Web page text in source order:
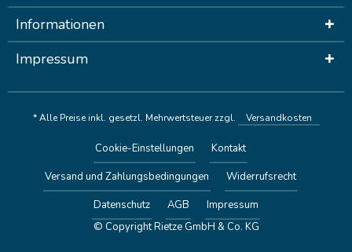
Informationen
Impressum
* Alle Preise inkl. gesetzl. Mehrwertsteuer zzgl. Versandkosten
Cookie-Einstellungen
Kontakt
Versand und Zahlungsbedingungen
Widerrufsrecht
Datenschutz
AGB
Impressum
© Copyright Rietze GmbH & Co. KG